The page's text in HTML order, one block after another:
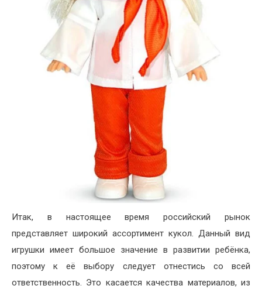
Итак, в настоящее время российский рынок
представляет широкий ассортимент кукол. Данный вид
игрушки имеет большое значение в развитии ребёнка,
поэтому к её выбору следует отнестись со всей
ответственность. Это касается качества материалов, из